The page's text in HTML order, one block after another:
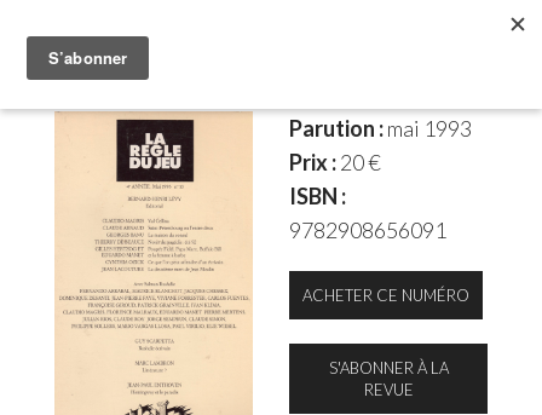
Parution :mai 1993
Prix :20 €
ISBN :
9782908656091
ACHETER CE NUMÉRO
S'ABONNER À LA
REVUE